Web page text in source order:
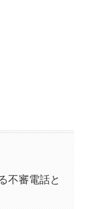
不審電話と